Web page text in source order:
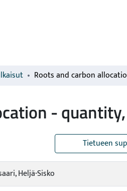
-
Tietueen
Heljä-Sisko